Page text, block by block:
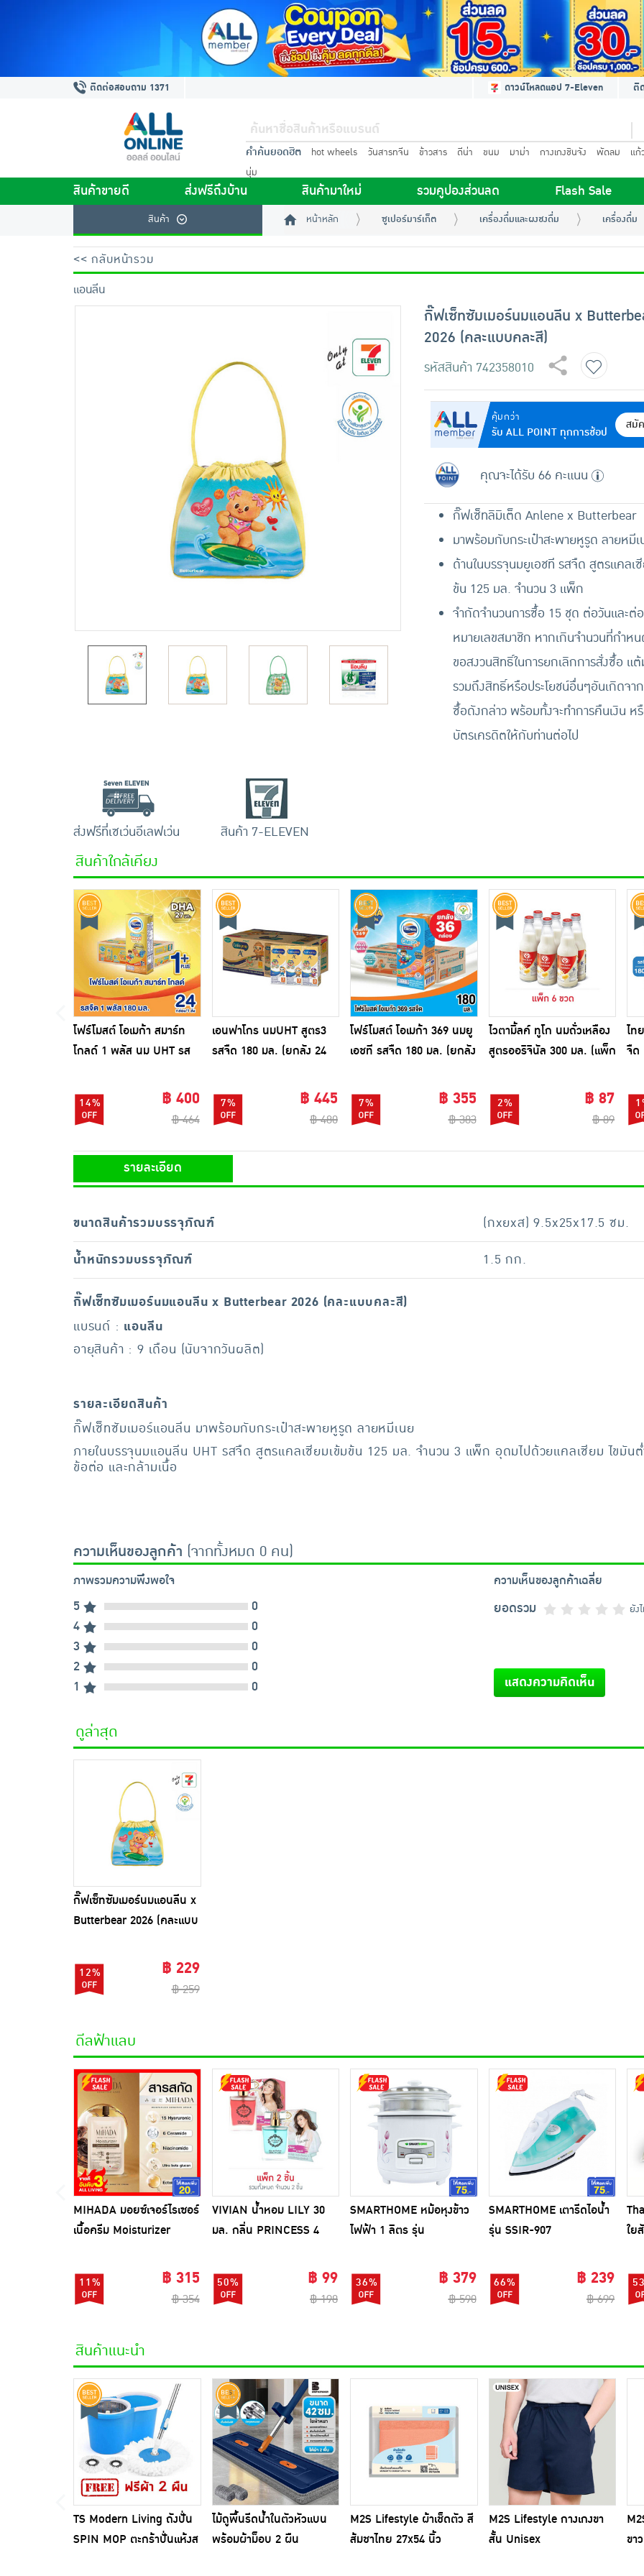
ติดต่อสอบถาม 1371 ดาวน์โหลดแอป 7-Eleven ติ
คำค้นยอดฮิต hot wheels วันสารทจีน ข้าวสาร ดีน่า ขนม มาม่า กางเกงชินจัง พัดลม แก้
นุ่ม
สินค้าขายดี ส่งฟรีถึงบ้าน สินค้ามาใหม่ รวมคูปองส่วนลด Flash Sale
สินค้า หน้าหลัก ซูเปอร์มาร์เก็ต เครื่องดื่มและผงชงดื่ม เครื่องดื่ม
<< กลับหน้ารวม
แอนลีน
กิ๊ฟเซ็ทซัมเมอร์นมแอนลีน x
2026 (คละแบบคละสี)
รหัสสินค้า 742358010
คุ้มกว่า
รับ ALL POINT ทุกการช้อป
สมั
คุณจะได้รับ 66 คะแนน
กิ๊ฟเซ็ทลิมิเต็ด Anlene x Butterbear
มาพร้อมกับกระเป๋าสะพายหูรูด ลายหมีเ
ด้านในบรรจุนมยูเอชที รสจืด สูตรแคลเ
ข้น 125 มล. จำนวน 3 แพ็ก
จำกัดจำนวนการซื้อ 15 ชุด ต่อวันและต่อ
หมายเลขสมาชิก หากเกินจำนวนที่กำห
ขอสงวนสิทธิ์ในการยกเลิกการสั่งซื้อ แ
รวมถึงสิทธิ์หรือประโยชน์อื่นๆอันเกิดจา
ซื้อดังกล่าว พร้อมทั้งจะทำการคืนเงิน หรื
บัตรเครดิตให้กับท่านต่อไป
ส่งฟรีที่เซเว่นอีเลฟเว่น สินค้า 7-ELEVEN
สินค้าใกล้เคียง
โฟร์โมสต์ โอเมก้า สมาร์ท
โกลด์ 1 พลัส นม UHT รส
14% ฿ 400
฿ 464
เอนฟาโกร นมUHT สูตร3
รสจืด 180 มล. (ยกลัง 24
7% ฿ 445
฿ 480
โฟร์โมสต์ โอเมก้า 369 นมยู
เอชที รสจืด 180 มล. (ยกลัง
7% ฿ 355
฿ 383
ไวตามิ้ลค์ ทูโก นมถั่วเหลือง
สูตรออริจินัล 300 มล. (แพ็ก
2% ฿ 87
฿ 89
ไท
จืด
รายละเอียด
ขนาดสินค้ารวมบรรจุภัณฑ์
(กxยxส) 9.5x25x17.5 ซม.
น้ำหนักรวมบรรจุภัณฑ์
1.5 กก.
กิ๊ฟเซ็ทซัมเมอร์นมแอนลีน x Butterbear 2026 (คละแบบคละสี)
แบรนด์ : แอนลีน
อายุสินค้า : 9 เดือน (นับจากวันผลิต)
รายละเอียดสินค้า
กิ๊ฟเซ็ทซัมเมอร์แอนลีน มาพร้อมกับกระเป๋าสะพายหูรูด ลายหมีเนย
ภายในบรรจุนมแอนลีน UHT รสจืด สูตรแคลเซียมเข้มข้น 125 มล. จำนวน 3 แพ็ก อุดมไปด้วยแคลเซียม ไขมันต่
ข้อต่อ และกล้ามเนื้อ
ความเห็นของลูกค้า (จากทั้งหมด 0 คน)
ภาพรวมความพึงพอใจ
5
0
4
0
3
0
2
0
1
0
ความเห็นของลูกค้าเฉลี่ย
ยอดรวม ยัง
แสดงความคิดเห็น
ดูล่าสุด
กิ๊ฟเซ็ทซัมเมอร์นมแอนลีน x
Butterbear 2026 (คละแบบ
12% ฿ 229
฿ 259
ดีลฟ้าแลบ
MIHADA มอยซ์เจอร์ไรเซอร์
เนื้อครีม Moisturizer
(แพ็ก 6 ชิ้น)
11% ฿ 315
฿ 354
VIVIAN น้ำหอม LILY 30
มล. กลิ่น PRINCESS 4
PRINCESS 5 (ผู้หญิงเซ็กซี่)
50% ฿ 99
฿ 198
SMARTHOME หม้อหุงข้าว
ไฟฟ้า 1 ลิตร รุ่น
36% ฿ 379
฿ 590
SMARTHOME เตารีดไอน้ำ
รุ่น SSIR-907
66% ฿ 239
฿ 699
ใย
สินค้าแนะนำ
TS Modern Living ถังปั่น
SPIN MOP ตะกร้าปั่นแห้งส
ไม้ถูพื้นรีดน้ำในตัวหัวแบน
พร้อมผ้าม็อบ 2 ผืน
M2S Lifestyle ผ้าเช็ดตัว สี
ส้มชาไทย 27x54 นิ้ว
M2S Lifestyle กางเกงขา
สั้น Unisex
ขา